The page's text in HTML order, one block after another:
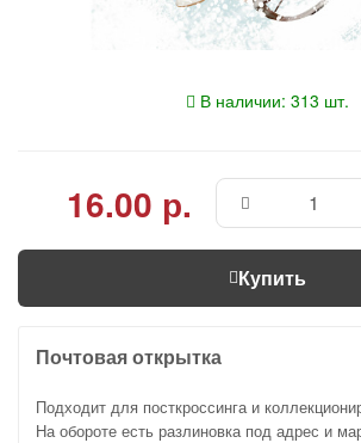
В наличии: 313 шт.
16.00 р.
Купить
Почтовая открытка
Подходит для посткроссинга и
На обороте есть разлиновка под адрес и